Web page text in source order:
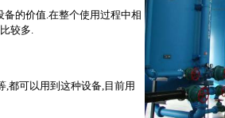
的价值.在整个使用过程中相
较多.
都可以用到这种设备,目前用